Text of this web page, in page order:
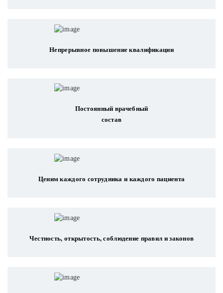
Непрерывное повышение квалификации
Постоянный врачебный
состав
Ценим каждого сотрудника и каждого пациента
Честность, открытость, соблюдение правил и законов